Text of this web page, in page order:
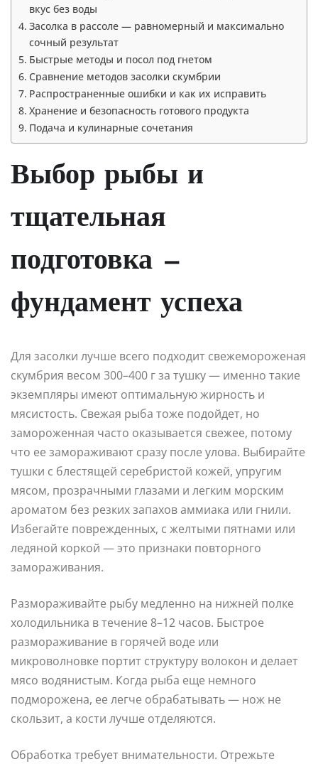
вкус без воды
Засолка в рассоле — равномерный и максимально
сочный результат
Быстрые методы и посол под гнетом
Сравнение методов засолки скумбрии
Распространенные ошибки и как их исправить
Хранение и безопасность готового продукта
Подача и кулинарные сочетания
Выбор рыбы и
тщательная
подготовка —
фундамент успеха
Для засолки лучше всего подходит свежемороженая
скумбрия весом 300–400 г за тушку — именно такие
экземпляры имеют оптимальную жирность и
мясистость. Свежая рыба тоже подойдет, но
замороженная часто оказывается свежее, потому
что ее замораживают сразу после улова. Выбирайте
тушки с блестящей серебристой кожей, упругим
мясом, прозрачными глазами и легким морским
ароматом без резких запахов аммиака или гнили.
Избегайте поврежденных, с желтыми пятнами или
ледяной коркой — это признаки повторного
замораживания.
Размораживайте рыбу медленно на нижней полке
холодильника в течение 8–12 часов. Быстрое
размораживание в горячей воде или
микроволновке портит структуру волокон и делает
мясо водянистым. Когда рыба еще немного
подморожена, ее легче обрабатывать — нож не
скользит, а кости лучше отделяются.
Обработка требует внимательности. Отрежьте